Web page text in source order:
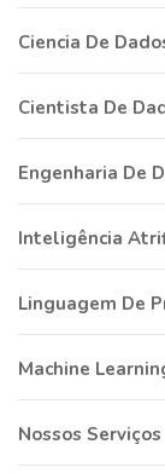
Ciencia De
Cientista De
Engenharia De
Inteligência
Linguagem De
Machine
Nossos Serviços